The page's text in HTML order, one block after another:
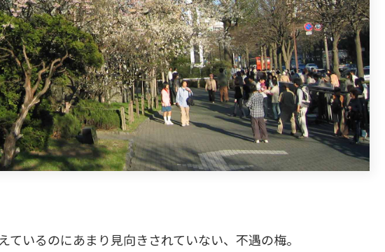
いるのにあまり見向きされていない、不遇の梅。